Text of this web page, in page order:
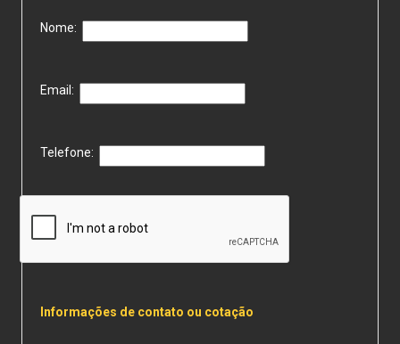
Nome:
Email:
Telefone:
Informações de contato ou cotação